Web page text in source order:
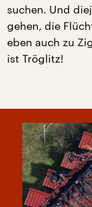
suchen. Und
gehen, die
eben auch zu
ist Tröglitz!